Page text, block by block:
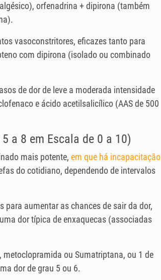
orfenadrina + dipirona (também
vasoconstritores, eficazes tanto para
com dipirona (isolado ou combinado
de dor de leve a moderada intensidade
e ácido acetilsalicílico (AAS de 500
a 8 em Escala de 0 a 10)
mais potente, em que há incapacitação
do cotidiano, dependendo de intervalos
para aumentar as chances de sair da dor,
dor típica de enxaquecas (associadas
ou Sumatriptana, ou 1 de
dor de grau 5 ou 6.